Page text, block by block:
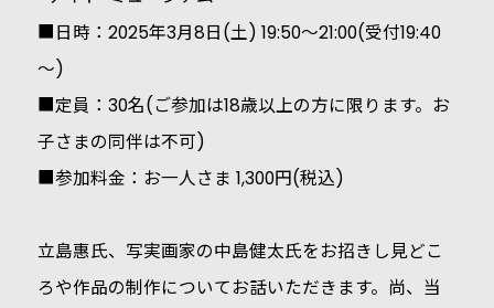
■日時：2025年3月8日(土) 19:50～21:00(受付19:40
～)
■定員：30名(ご参加は18歳以上の方に限ります。お
子さまの同伴は不可)
■参加料金：お一人さま 1,300円(税込)
立島惠氏、写実画家の中島健太氏をお招きし見どこ
ろや作品の制作についてお話いただきます。尚、当